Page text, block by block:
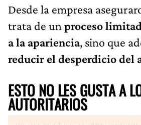
Desde la empresa
trata de un proceso
a la apariencia, sino que
reducir el desperdicio del
ESTO NO LES GUSTA A
AUTORITARIOS